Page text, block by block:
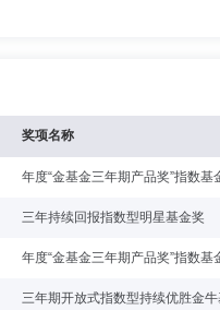
奖项名称
年度“金基金三年期产品奖”指数基
三年持续回报指数型明星基金奖
年度“金基金三年期产品奖”指数基
三年期开放式指数型持续优胜金